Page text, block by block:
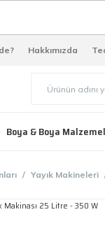
Hakkımızda
Boya & Boya
Yayık Makineleri